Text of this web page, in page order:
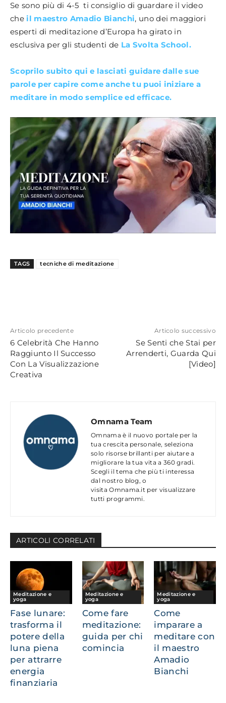
Se sono più di 4-5 ti consiglio di guardare il video
cheil maestro Amadio Bianchi, uno dei maggiori
esperti di meditazione d’Europa ha girato in
esclusiva per gli studenti de La Svolta School.
Scoprilo subito qui e lasciati guidare dalle sue
parole per capire come anche tu puoi iniziare a
meditare in modo semplice ed efficace.
TAGS tecniche di meditazione
Articolo precedente
6 Celebrità Che Hanno
Raggiunto Il Successo
Con La Visualizzazione
Creativa
Articolo successivo
Se Senti che Stai per
Arrenderti, Guarda Qui
[Video]
Omnama Team
Omnama è il nuovo portale per la
tua crescita personale, seleziona
solo risorse brillanti per aiutare a
migliorare la tua vita a 360 gradi.
Scegli il tema che più ti interessa
dal nostro blog, o
visita Omnama.it per visualizzare
tutti programmi.
ARTICOLl CORRELATI
Meditazione e
yoga
Fase lunare:
trasforma il
potere della
luna piena
per attrarre
energia
finanziaria
Meditazione e
yoga
Come fare
meditazione:
guida per chi
comincia
Meditazione e
yoga
Come
imparare a
meditare con
il maestro
Amadio
Bianchi